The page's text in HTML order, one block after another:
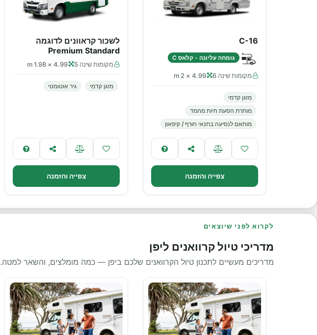
C-16
גומחה עליונה - קלאס C
מקומות שינה 6 4.99 × 2 m
מזגן קדמי
מותרת הסעת חיות מחמד
מותאם לנסיעה בתנאי חורף / קיפאון
צפייה והזמנה
לשכור קראוונים לדוגמה
Premium Standard
מקומות שינה 5 4.99 × 1.98 m
מזגן קדמי גיר אוטומטי
צפייה והזמנה
לקרוא לפני שיוצאים
מדריכי טיול קרוואנים ליפן
מדריכים מעשיים לתכנון טיול הקרוואנים שלכם ביפן — כמה מומלצים, והשאר למטה.